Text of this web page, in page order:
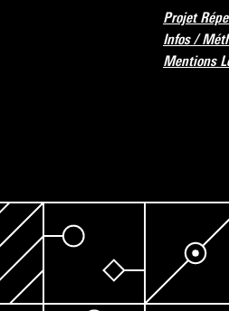
Projet
Infos /
Mentions